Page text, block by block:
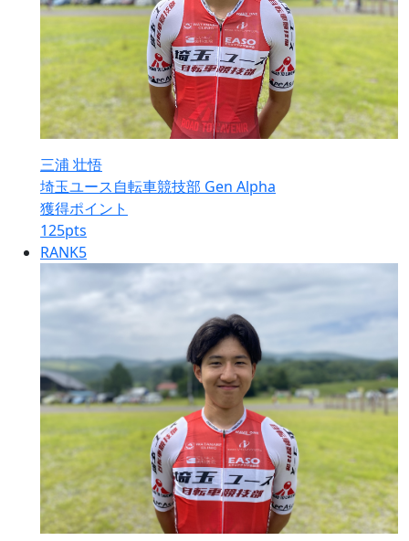
三浦 壮悟
埼玉ユース自転車競技部 Gen Alpha
獲得ポイント
125pts
RANK5